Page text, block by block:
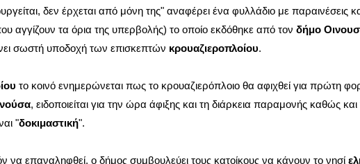
δεν έρχεται από μόνη της" αναφέρει ένα φυλλάδιο με παραινέσεις
αγγίζουν τα όρια της υπερβολής) το οποίο εκδόθηκε από τον δήμο
σωστή υποδοχή των επισκεπτών κρουαζιεροπλοίου.
το κοινό ενημερώνεται πως το κρουαζιερόπλοιο θα αφιχθεί για πρώτη
, ειδοποιείται για την ώρα άφιξης και τη διάρκεια παραμονής καθώς και
"δοκιμαστική".
να επαναληφθεί, ο δήμος συμβουλεύει τους κατοίκους να κάνουν το νησί